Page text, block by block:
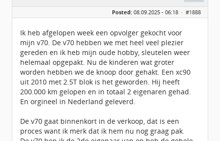
Geslacht:
Leeftijd:
42
Geregistreerd:01 / 2023
Posted: 08.09.2025 - 06:18 · #1888
Ik heb afgelopen week een opvolger gekocht voor
mijn v70. De v70 hebben we met heel veel plezier
gereden en ik heb mijn oude hobby, sleutelen weer
helemaal opgepakt. Nu de kinderen wat groter
worden hebben we de knoop door gehakt. Een xc90
uit 2010 met 2.5T blok is het geworden. Hij heeft
200.000 km gelopen en in totaal 2 eigenaren gehad.
En orgineel in Nederland geleverd.
De v70 gaat binnenkort in de verkoop, dat is een
proces want ik merk dat ik hem nu nog graag pak.